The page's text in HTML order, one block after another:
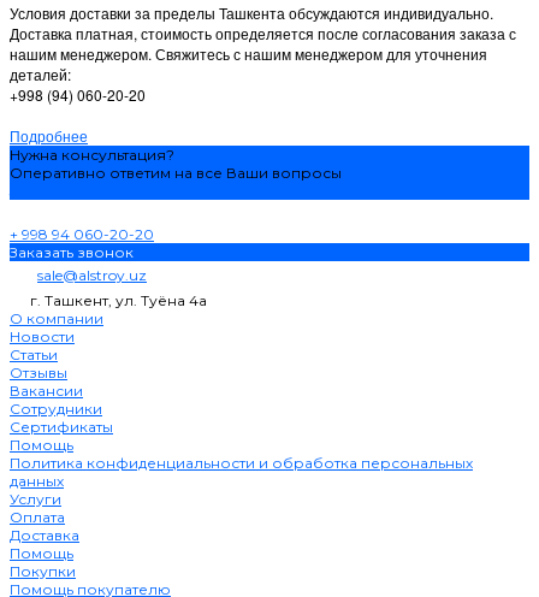
Условия доставки за пределы Ташкента обсуждаются индивидуально.
Доставка платная, стоимость определяется после согласования заказа с
нашим менеджером. Свяжитесь с нашим менеджером для уточнения
деталей:
+998 (94) 060-20-20
Подробнее
Нужна консультация?
Оперативно ответим на все Ваши вопросы
+ 998 94 060-20-20
Заказать звонок
sale@alstroy.uz
г. Ташкент, ул. Туёна 4а
О компании
Новости
Статьи
Отзывы
Вакансии
Сотрудники
Сертификаты
Помощь
Политика конфиденциальности и обработка персональных
данных
Услуги
Оплата
Доставка
Помощь
Покупки
Помощь покупателю